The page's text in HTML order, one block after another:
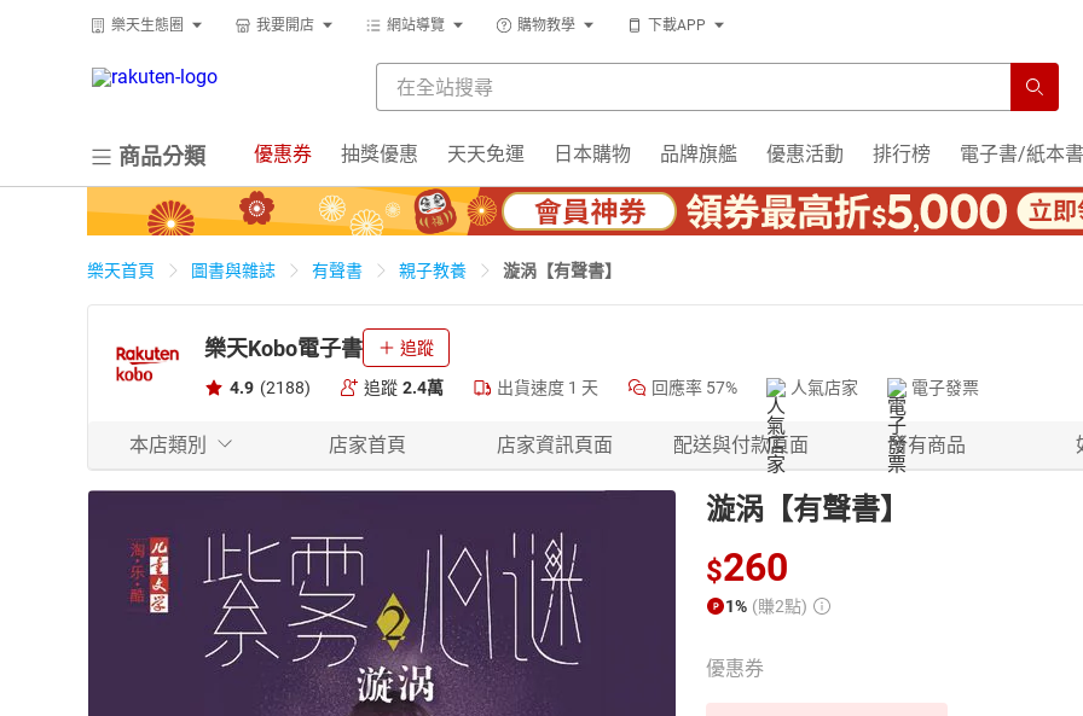
樂天生態圈 我要開店 網站導覽 購物教學 下載APP
商品分類 優惠券 抽獎優惠 天天免運 日本購物 品牌旗艦 優惠活動 排行榜 電子書/紙本書
樂天首頁 圖書與雜誌 有聲書 親子教養 漩涡【有聲書】
樂天Kobo電子書 追蹤
4.9 (2188) 追蹤 2.4萬 出貨速度 1 天 回應率 57% 人氣店家 電子發票
本店類別 店家首頁 店家資訊頁面 配送與付款頁面 所有商品
漩涡【有聲書】
$260
1% (賺2點)
優惠券